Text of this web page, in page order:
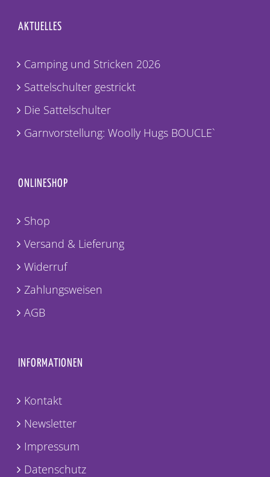
AKTUELLES
Camping und Stricken 2026
Sattelschulter gestrickt
Die Sattelschulter
Garnvorstellung: Woolly Hugs BOUCLE`
ONLINESHOP
Shop
Versand & Lieferung
Widerruf
Zahlungsweisen
AGB
INFORMATIONEN
Kontakt
Newsletter
Impressum
Datenschutz